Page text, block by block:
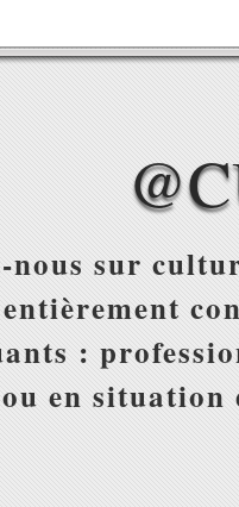
nous sur
:
en situation